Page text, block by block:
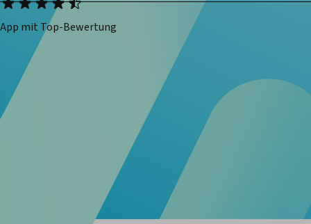
App mit Top-Bewertung